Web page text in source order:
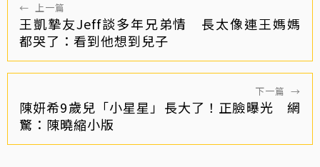
← 上一篇
王凱摯友Jeff談多年兄弟情 長太像連王媽媽
都哭了：看到他想到兒子
下一篇 →
陳妍希9歲兒「小星星」長大了！正臉曝光 網
驚：陳曉縮小版